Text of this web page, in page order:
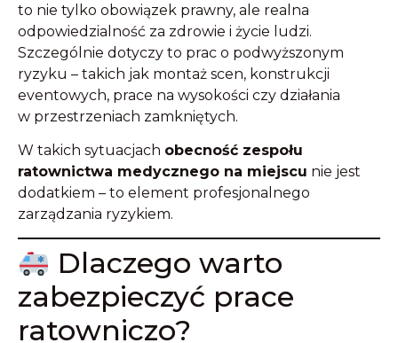
to nie tylko obowiązek prawny, ale realna
odpowiedzialność za zdrowie i życie ludzi.
Szczególnie dotyczy to prac o podwyższonym
ryzyku – takich jak montaż scen, konstrukcji
eventowych, prace na wysokości czy działania
w przestrzeniach zamkniętych.
W takich sytuacjach obecność zespołu
ratownictwa medycznego na miejscu nie jest
dodatkiem – to element profesjonalnego
zarządzania ryzykiem.
Dlaczego warto
zabezpieczyć prace
ratowniczo?